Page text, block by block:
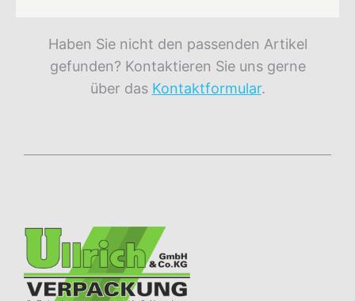
Haben Sie nicht den passenden Artikel
gefunden? Kontaktieren Sie uns gerne
über das Kontaktformular.